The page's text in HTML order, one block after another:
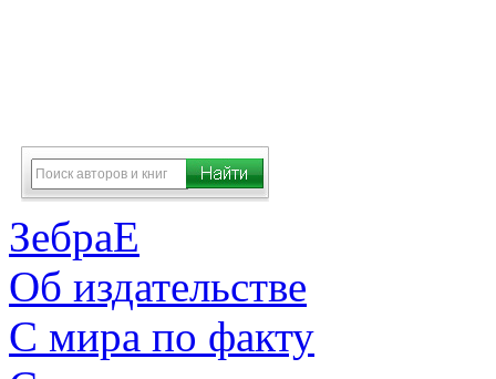
ЗебраЕ
Об издательстве
С мира по факту